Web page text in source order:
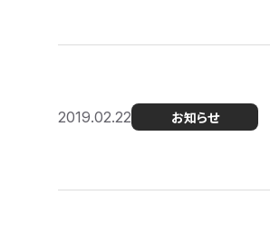
2019.02.22 お知らせ